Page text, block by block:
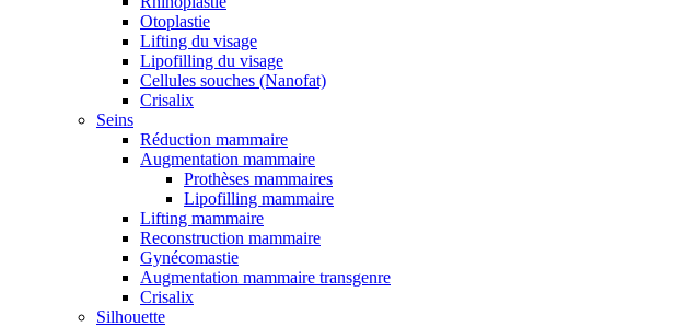
Otoplastie
Lifting du visage
Lipofilling du visage
Cellules souches (Nanofat)
Crisalix
Seins
Réduction mammaire
Augmentation mammaire
Prothèses mammaires
Lipofilling mammaire
Lifting mammaire
Reconstruction mammaire
Gynécomastie
Augmentation mammaire transgenre
Crisalix
Silhouette